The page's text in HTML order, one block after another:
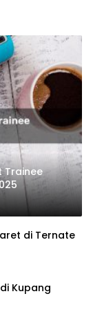
Trainee
di Ternate
Kupang